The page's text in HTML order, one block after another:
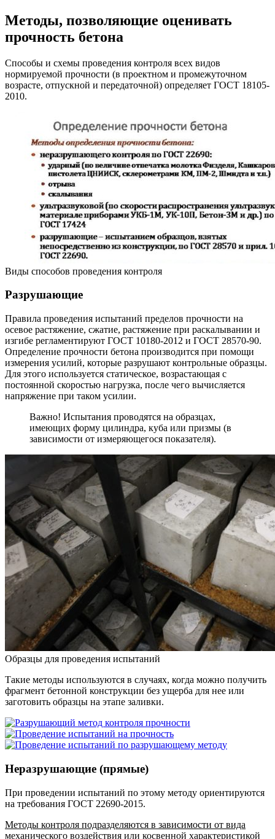
Методы, позволяющие оценивать
прочность бетона
Способы и схемы проведения контроля всех видов
нормируемой прочности (в проектном и промежуточном
возрасте, отпускной и передаточной) определяет ГОСТ 18105-
2010.
Виды способов проведения контроля
Разрушающие
Правила проведения испытаний пределов прочности на
осевое растяжение, сжатие, растяжение при раскалывании и
изгибе регламентируют ГОСТ 10180-2012 и ГОСТ 28570-90.
Определение прочности бетона производится при помощи
измерения усилий, которые разрушают контрольные образцы.
Для этого используется статическое, возрастающая с
постоянной скоростью нагрузка, после чего вычисляется
напряжение при таком усилии.
Важно! Испытания проводятся на образцах,
имеющих форму цилиндра, куба или призмы (в
зависимости от измеряющегося показателя).
Образцы для проведения испытаний
Такие методы используются в случаях, когда можно получить
фрагмент бетонной конструкции без ущерба для нее или
заготовить образцы на этапе заливки.
Неразрушающие (прямые)
При проведении испытаний по этому методу ориентируются
на требования ГОСТ 22690-2015.
Методы контроля подразделяются в зависимости от вида
механического воздействия или косвенной характеристикой